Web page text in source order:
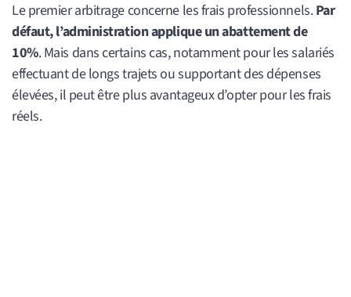
Le premier arbitrage concerne les frais professionnels.Par
défaut, l’administration applique un abattement de
10%. Mais dans certains cas, notamment pour les salariés
effectuant de longs trajets ou supportant des dépenses
élevées, il peut être plus avantageux d’opter pour les frais
réels.